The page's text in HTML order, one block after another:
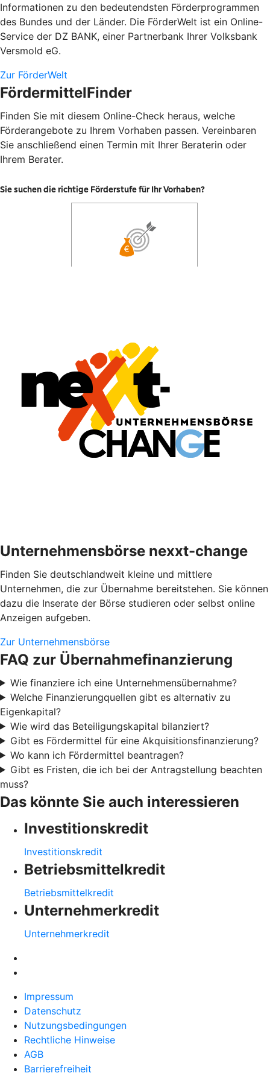
Informationen zu den bedeutendsten Förderprogrammen
des Bundes und der Länder. Die FörderWelt ist ein Online-
Service der DZ BANK, einer Partnerbank Ihrer Volksbank
Versmold eG.
Zur FörderWelt
FördermittelFinder
Finden Sie mit diesem Online-Check heraus, welche
Förderangebote zu Ihrem Vorhaben passen. Vereinbaren
Sie anschließend einen Termin mit Ihrer Beraterin oder
Ihrem Berater.
Unternehmensbörse nexxt-change
Finden Sie deutschlandweit kleine und mittlere
Unternehmen, die zur Übernahme bereitstehen. Sie können
dazu die Inserate der Börse studieren oder selbst online
Anzeigen aufgeben.
Zur Unternehmensbörse
FAQ zur Übernahmefinanzierung
Wie finanziere ich eine Unternehmensübernahme?
Welche Finanzierungquellen gibt es alternativ zu
Eigenkapital?
Wie wird das Beteiligungskapital bilanziert?
Gibt es Fördermittel für eine Akquisitionsfinanzierung?
Wo kann ich Fördermittel beantragen?
Gibt es Fristen, die ich bei der Antragstellung beachten
muss?
Das könnte Sie auch interessieren
Investitionskredit
Investitionskredit
Betriebsmittelkredit
Betriebsmittelkredit
Unternehmerkredit
Unternehmerkredit
Impressum
Datenschutz
Nutzungsbedingungen
Rechtliche Hinweise
AGB
Barrierefreiheit